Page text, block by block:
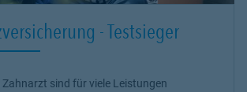
- Testsieger
Zahnarzt sind für viele Leistungen